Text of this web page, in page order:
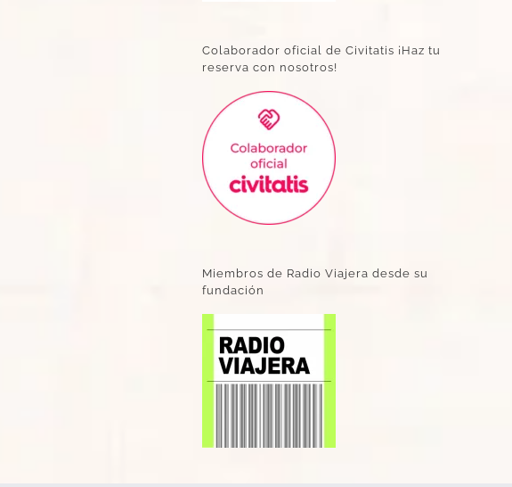
Colaborador oficial de Civitatis ¡Haz tu
reserva con nosotros!
Miembros de Radio Viajera desde su
fundación